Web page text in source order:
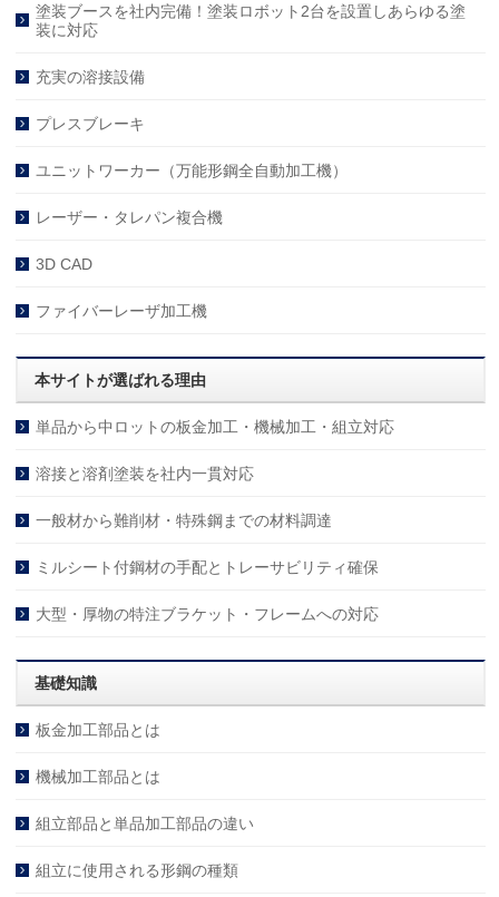
塗装ブースを社内完備！塗装ロボット2台を設置しあらゆる塗
装に対応
充実の溶接設備
プレスブレーキ
ユニットワーカー（万能形鋼全自動加工機）
レーザー・タレパン複合機
3D CAD
ファイバーレーザ加工機
本サイトが選ばれる理由
単品から中ロットの板金加工・機械加工・組立対応
溶接と溶剤塗装を社内一貫対応
一般材から難削材・特殊鋼までの材料調達
ミルシート付鋼材の手配とトレーサビリティ確保
大型・厚物の特注ブラケット・フレームへの対応
基礎知識
板金加工部品とは
機械加工部品とは
組立部品と単品加工部品の違い
組立に使用される形鋼の種類